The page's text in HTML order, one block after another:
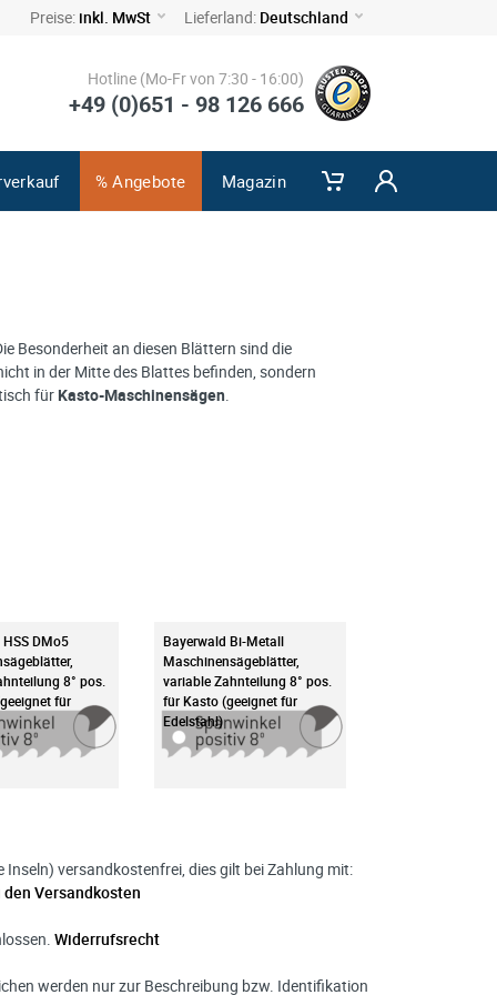
Preise: inkl. MwSt Lieferland: Deutschland
Hotline (Mo-Fr von 7:30 - 16:00)
+49 (0)651 - 98 126 666
% Angebote Magazin
Besonderheit an diesen Blättern sind die
in der Mitte des Blattes befinden, sondern
für Kasto-Maschinensägen.
DMo5
8° pos.
für
Bayerwald Bi-Metall
Maschinensägeblätter,
variable Zahnteilung 8° pos.
für Kasto (geeignet für
Edelstahl)
versandkostenfrei, dies gilt bei Zahlung mit:
Versandkosten
Widerrufsrecht
werden nur zur Beschreibung bzw. Identifikation